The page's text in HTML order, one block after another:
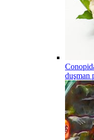
duşman